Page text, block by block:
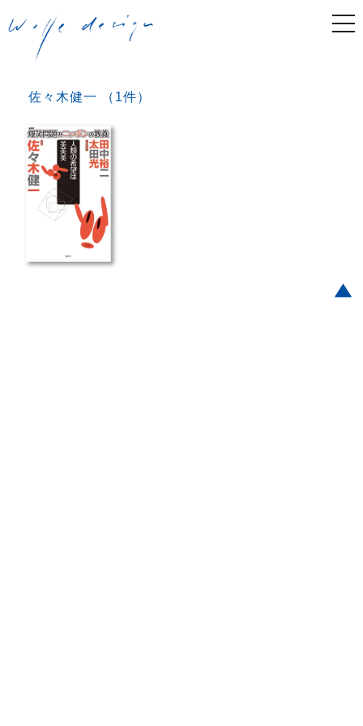
佐々木健一 （1件）